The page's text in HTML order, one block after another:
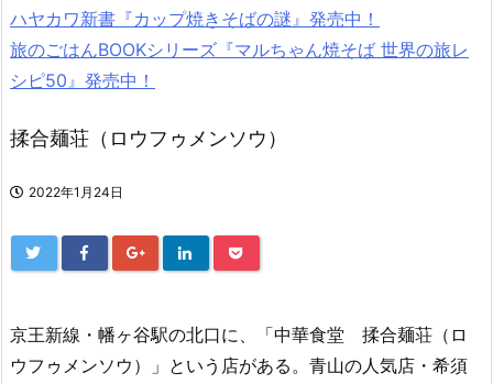
ハヤカワ新書『カップ焼きそばの謎』発売中！
旅のごはんBOOKシリーズ『マルちゃん焼そば 世界の旅レ
シピ50』発売中！
揉合麺荘（ロウフゥメンソウ）
2022年1月24日
京王新線・幡ヶ谷駅の北口に、「中華食堂 揉合麺荘（ロ
ウフゥメンソウ）」という店がある。青山の人気店・希須